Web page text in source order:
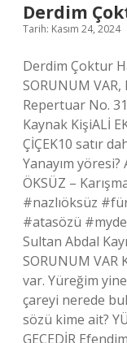
Derdim
Tarih: Kasım 24, 2024
Derdim Çoktur
SORUNUM VAR,
Repertuar No.
Kaynak KişiALİ
ÇİÇEK10 satır
Yanayım
ÖKSÜZ –
#nazlıöksüz
#atasözü
Sultan Abdal
SORUNUM
var. Yüreğim
çareyi nerede
sözü kime ait?
GECEDİR